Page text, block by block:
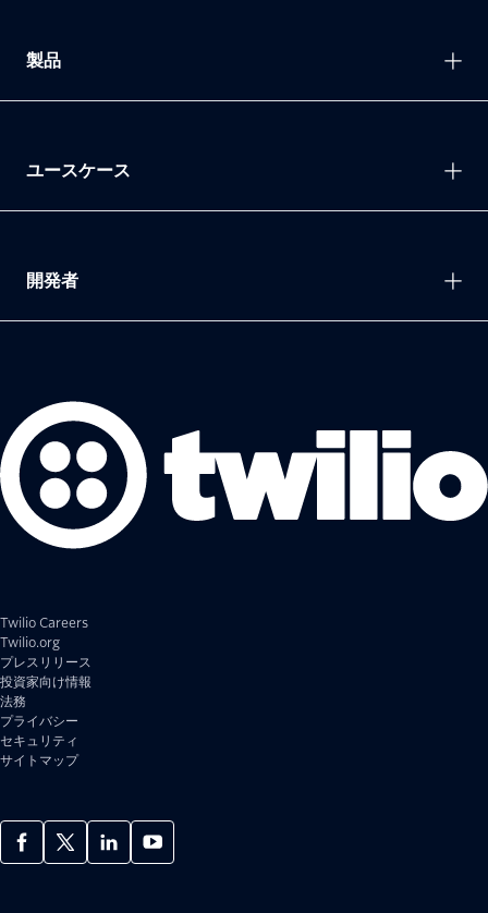
Twilio Careers
Twilio.org
プレスリリース
投資家向け情報
法務
プライバシー
セキュリティ
サイトマップ
製品
ユースケース
開発者